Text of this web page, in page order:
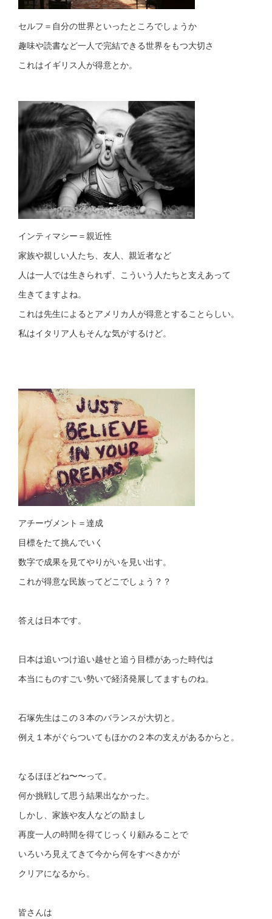
セルフ＝自分の世界といったところでしょうか
趣味や読書など一人で完結できる世界をもつ大切さ
これはイギリス人が得意とか。
インティマシー＝親近性
家族や親しい人たち、友人、親近者など
人は一人では生きられず、こういう人たちと支えあって
生きてますよね。
これは先生によるとアメリカ人が得意とすることらしい。
私はイタリア人もそんな気がするけど。
アチーヴメント＝達成
目標をたて挑んでいく
数字で成果を見てやりがいを見い出す。
これが得意な民族ってどこでしょう？？
答えは日本です。
日本は追いつけ追い越せと追う目標があった時代は
本当にものすごい勢いで経済発展してますものね。
石塚先生はこの３本のバランスが大切と。
例え１本がぐらついてもほかの２本の支えがあるからと。
なるほほどね〜〜って。
何か挑戦して思う結果出なかった。
しかし、家族や友人などの励まし
再度一人の時間を得てじっくり顧みることで
いろいろ見えてきて今から何をすべきかが
クリアになるから。
皆さんは